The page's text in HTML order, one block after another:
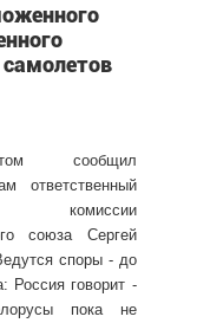
сообщил
ответственный
комиссии
союза Сергей
споры - до
Россия говорит -
пока не